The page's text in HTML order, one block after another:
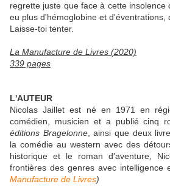
regrette juste que face à cette
eu plus d'hémoglobine et d'éventrations,
Laisse-toi tenter.
La Manufacture de Livres (2020)
339 pages
L'AUTEUR
Nicolas Jaillet est né en 1971 en
comédien, musicien et a publié cinq
éditions Bragelonne, ainsi que deux
la comédie au western avec des
historique et le roman d'aventure,
frontières des genres avec intelligence
Manufacture de Livres)